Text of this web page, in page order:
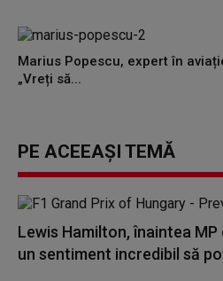
Marius Popescu, expert în
„Vreți să...
PE ACEEAȘI TEMĂ
Lewis Hamilton, înaintea MP
un sentiment incredibil să